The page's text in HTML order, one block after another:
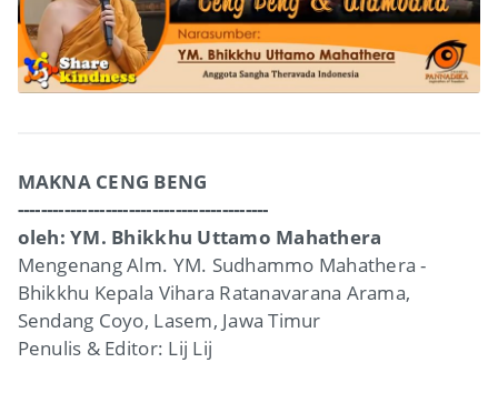
MAKNA CENG BENG
-------------------------------------------
oleh: YM. Bhikkhu Uttamo Mahathera
Mengenang Alm. YM. Sudhammo Mahathera -
Bhikkhu Kepala Vihara Ratanavarana Arama,
Sendang Coyo, Lasem, Jawa Timur
Penulis & Editor: Lij Lij